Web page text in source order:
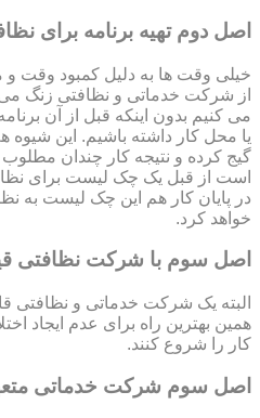
اصل دوم تهیه برنامه برای
خیلی وقت ها به دلیل کمبود وقت و
از شرکت خدماتی و نظافتی زنگ می
می کنیم بدون اینکه قبل از آن
یا محل کار داشته باشیم. این
گیج کرده و نتیجه کار چندان مطلوب
است از قبل یک چک لیست برای
در پایان کار هم این چک لیست به
خواهد کرد.
اصل سوم با شرکت نظافتی
البته یک شرکت خدماتی و نظافتی
همین بهترین راه برای عدم ایجاد
کار را شروع کنند.
اصل سوم شرکت خدماتی